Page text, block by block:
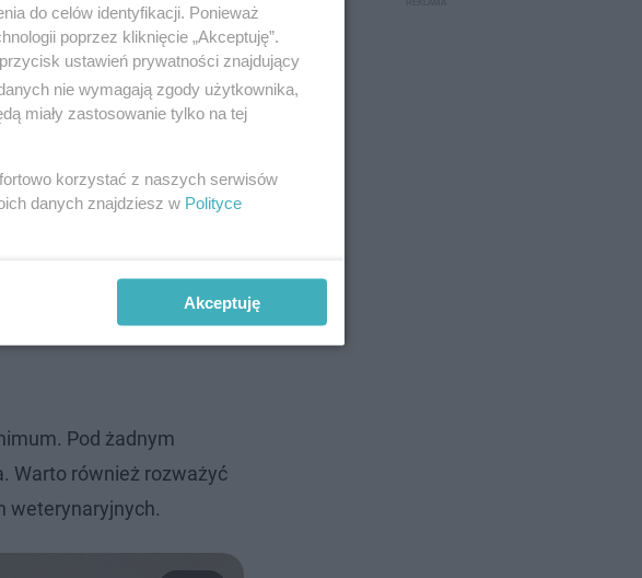
Pod żadnym
Warto również rozważyć
weterynaryjnych.
do celów identyfikacji. Ponieważ
poprzez kliknięcie „Akceptuję”.
ustawień prywatności znajdujący
nie wymagają zgody użytkownika,
miały zastosowanie tylko na tej
korzystać z naszych serwisów
danych znajdziesz w Polityce
Akceptuję